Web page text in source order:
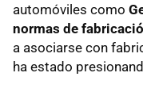
automóviles como
normas de
a asociarse con
ha estado